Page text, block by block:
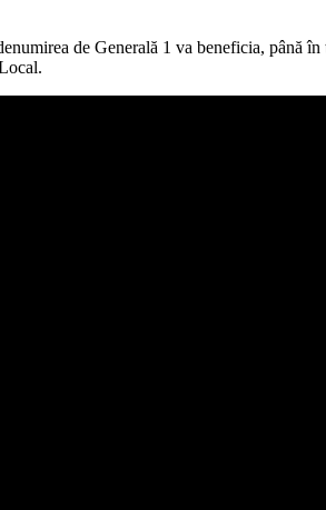
de Generală 1 va beneficia, până